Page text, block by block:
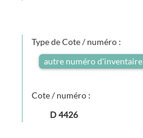
Type de Cote / numéro :
autre numéro d'inventaire
Cote / numéro :
D 4426